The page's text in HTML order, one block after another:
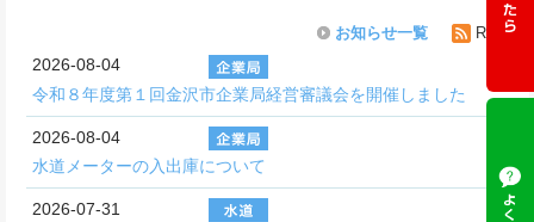
お知らせ一覧 RSS
2026-08-04
令和８年度第１回金沢市企業局経営審議会を開催しました
2026-08-04
水道メーターの入出庫について
2026-07-31